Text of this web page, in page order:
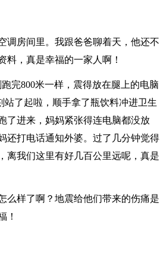
调房间里。我跟爸爸聊着天，他还不
料，真是幸福的一家人啊！
完800米一样，震得放在腿上的电脑
站了起啦，顺手拿了瓶饮料冲进卫生
了进来，妈妈紧张得连电脑都没放
还打电话通知外婆。过了几分钟觉得
离我们这里有好几百公里远呢，真是
么样了啊？地震给他们带来的伤痛是
！